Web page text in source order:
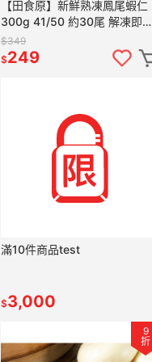
【田食原】新鮮熟凍鳳尾蝦仁
300g 41/50 約30尾 解凍即食
手剝去殼 無膨發 方便即食 海鮮
水產
$349
$249
滿10件商品test
$3,000
9
折